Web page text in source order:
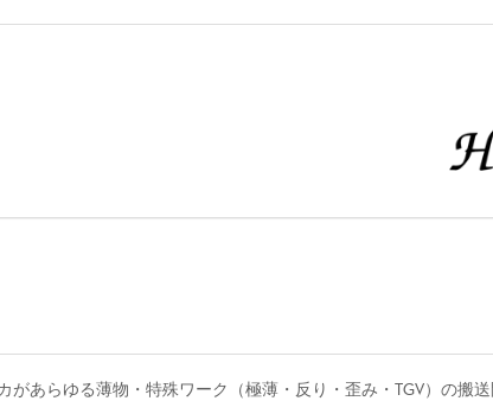
あらゆる薄物・特殊ワーク（極薄・反り・歪み・TGV）の搬送